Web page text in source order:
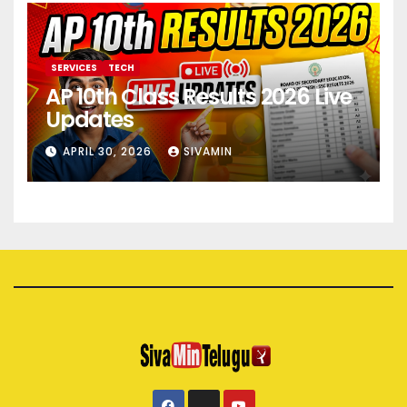
SERVICES TECH
AP 10th Class Results 2026 Live
Updates
APRIL 30, 2026 SIVAMIN